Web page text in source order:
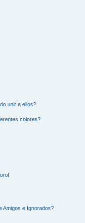
unir a ellos?
colores?
Amigos e Ignorados?